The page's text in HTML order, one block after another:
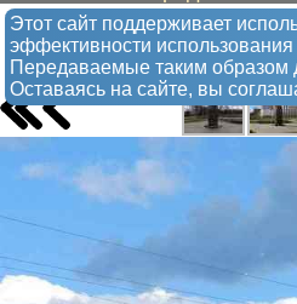
Этот сайт поддерживает
эффективности использования
Передаваемые таким образом
Оставаясь на сайте, вы
Жуков Григорий
Памятник